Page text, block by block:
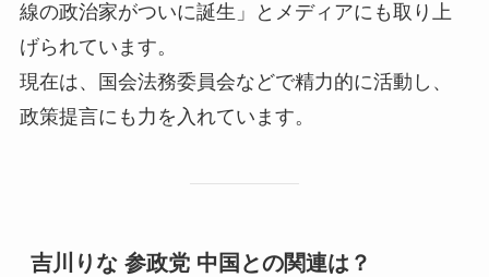
線の政治家がついに誕生」とメディアにも取り上
げられています。
現在は、国会法務委員会などで精力的に活動し、
政策提言にも力を入れています。
吉川りな 参政党 中国との関連は？